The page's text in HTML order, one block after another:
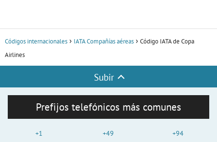
Códigos internacionales IATA Compañías aéreas
Código IATA de Copa
Airlines
Subir
Prefijos telefónicos más comunes
+1
+49
+94